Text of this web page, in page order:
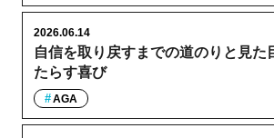
自信を取り戻すまでの道のりと見た
たらす喜び
2026.06.14
AGA